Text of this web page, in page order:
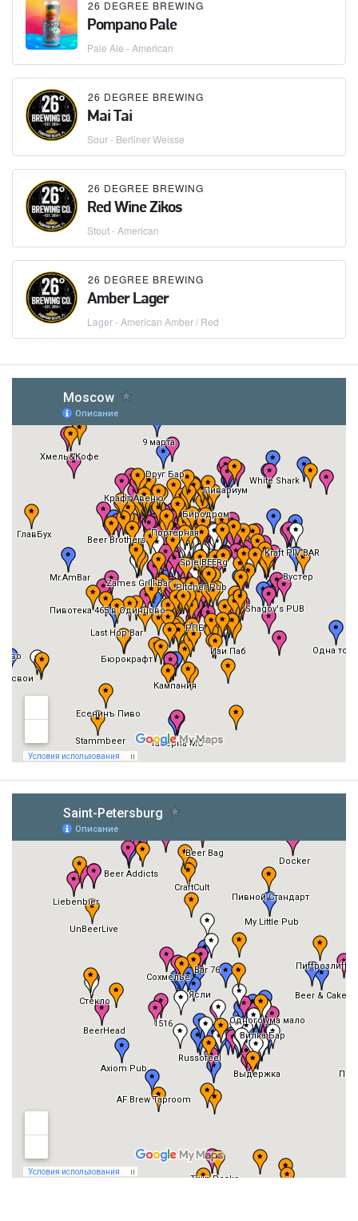
26 DEGREE BREWING
Pompano Pale
Pale Ale - American
26 DEGREE BREWING
Mai Tai
Sour - Berliner Weisse
26 DEGREE BREWING
Red Wine Zikos
Stout - American
26 DEGREE BREWING
Amber Lager
Lager - American Amber / Red